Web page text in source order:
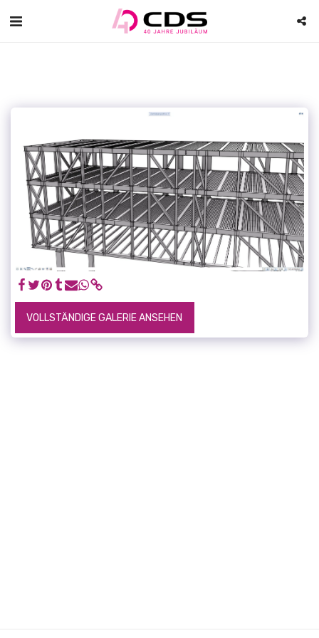
VOLLSTÄNDIGE GALERIE ANSEHEN